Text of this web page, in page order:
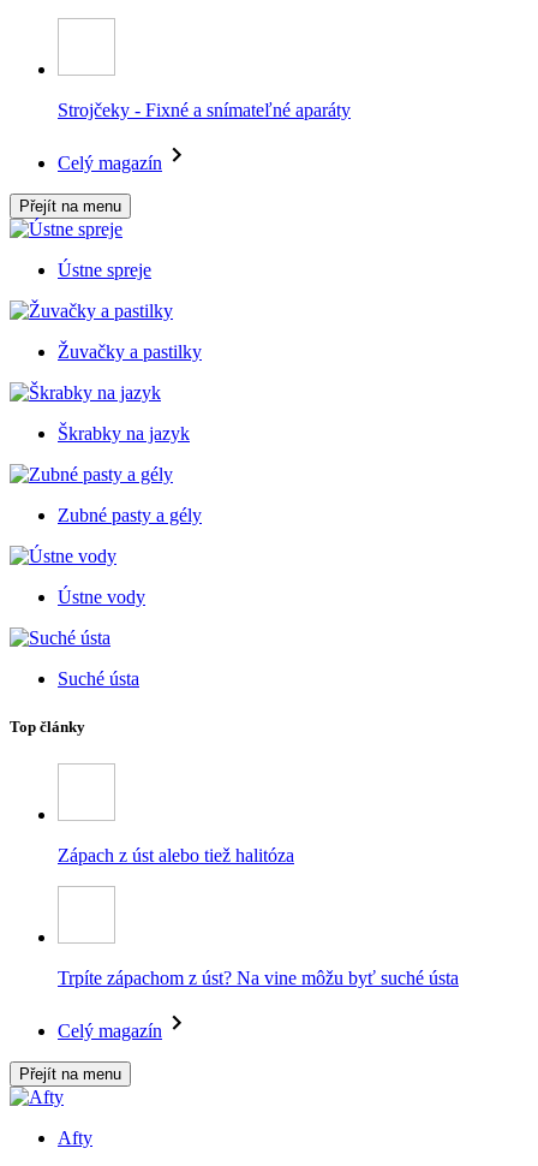
Strojčeky - Fixné a snímateľné aparáty
Celý magazín
Přejít na menu
Ústne spreje
Žuvačky a pastilky
Škrabky na jazyk
Zubné pasty a gély
Ústne vody
Suché ústa
Top články
Zápach z úst alebo tiež halitóza
Trpíte zápachom z úst? Na vine môžu byť suché ústa
Celý magazín
Přejít na menu
Afty